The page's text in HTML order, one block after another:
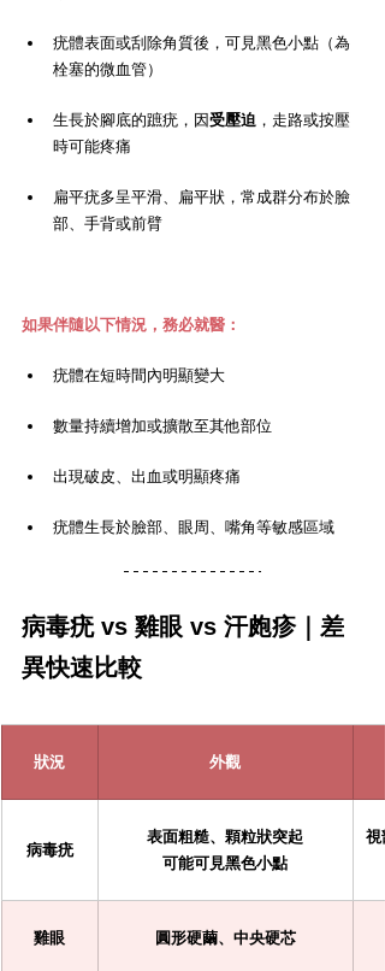
疣體表面或刮除角質後，可見黑色小點（為
栓塞的微血管）
生長於腳底的蹠疣，因受壓迫 ，走路或按壓
時可能疼痛
扁平疣多呈平滑、扁平狀，常成群分布於臉
部、手背或前臂
如果伴隨以下情況，務必就醫：
疣體在短時間內明顯變大
數量持續增加或擴散至其他部位
出現破皮、出血或明顯疼痛
疣體生長於臉部、眼周、嘴角等敏感區域
病毒疣 vs 雞眼 vs 汗皰疹｜差
異快速比較
狀況 外觀
病毒疣
表面粗糙、顆粒狀突起
可能可見黑色小點
視
雞眼 圓形硬繭、中央硬芯